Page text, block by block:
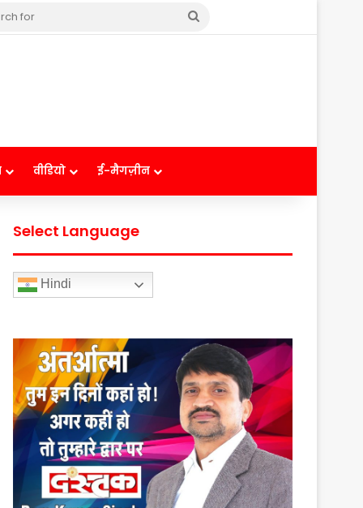
वीडियो ई-मैगज़ीन
Select Language
Hindi